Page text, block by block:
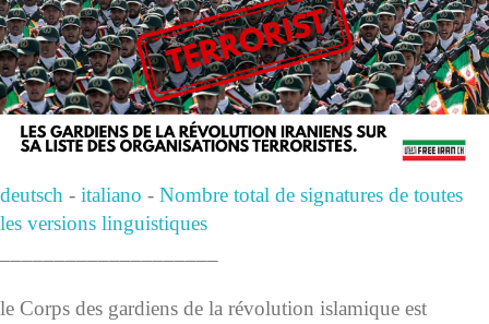
deutsch - italiano - Nombre total de signatures de toutes
les versions linguistiques
le Corps des gardiens de la révolution islamique est